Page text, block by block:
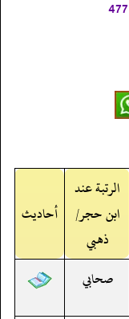
الرتبة عند
ابن حجر/
ذهبي
أحاديث
صحابي